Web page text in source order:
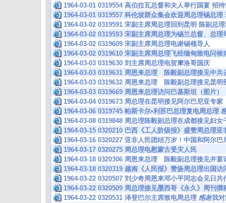
1964-03-01 0319554 高伯拉瓦总督和夫人举行国宴 招
1964-03-01 0319557 科伦坡群众集会欢迎周总理锡总
1964-03-02 0319591 宋副主席周总理回到昆明 陈副总
1964-03-02 0319593 宋副主席周总理为锡兰总督、总
1964-03-02 0319609 宋副主席周总理电谢锡领导人
1964-03-02 0319610 宋副主席周总理飞经缅甸致电问候
1964-03-03 0319630 刘主席周总理电贺摩洛哥国庆
1964-03-03 0319631 周恩来总理 陈毅副总理接见中共
1964-03-03 0319632 周恩来总理 陈毅副总理接见昆明
1964-03-03 0319669 周恩来总理访问巴基斯坦（图片）
1964-03-04 0319673 周总理在昆明接见阿尔巴尼亚专家
1964-03-06 0319745 帕斯卡尔•利苏巴总理复电周总理
1964-03-08 0319848 周总理陈毅副总理在成都接见妇
1964-03-15 0320210 巴西《工人阶级报》盛赞周总理
1964-03-16 0320227 亚非人民团结万岁！中国和阿尔
1964-03-17 0320275 周总理电慰蒙古受灾人民
1964-03-18 0320306 周恩来总理 陈毅副总理接见并宴
1964-03-18 0320319 越南《人民报》赞扬周总理出国
1964-03-22 0320507 刘少奇周恩来邓小平同志会见日
1964-03-22 0320509 周总理接见墨西哥《永久》周刊撰
1964-03-22 0320531 泽登巴尔主席致电周总理 感谢我